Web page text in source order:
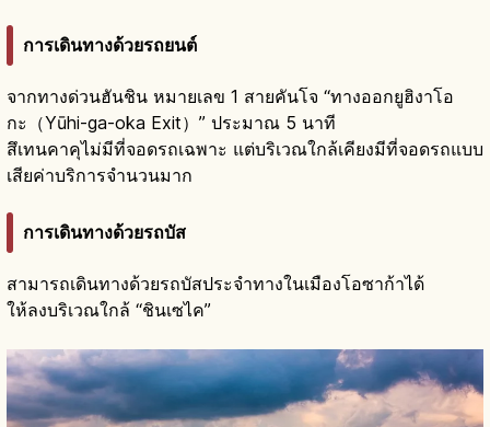
การเดินทางด้วยรถยนต์
จากทางด่วนฮันชิน หมายเลข 1 สายคันโจ “ทางออกยูฮิงาโอ
กะ（Yūhi-ga-oka Exit）” ประมาณ 5 นาที
สึเทนคาคุไม่มีที่จอดรถเฉพาะ แต่บริเวณใกล้เคียงมีที่จอดรถแบบ
เสียค่าบริการจำนวนมาก
การเดินทางด้วยรถบัส
สามารถเดินทางด้วยรถบัสประจำทางในเมืองโอซาก้าได้
ให้ลงบริเวณใกล้ “ชินเซไค”